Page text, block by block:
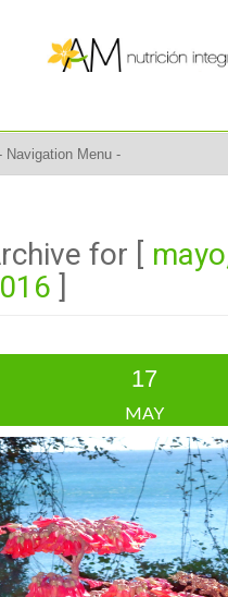
for [
]
17
MAY